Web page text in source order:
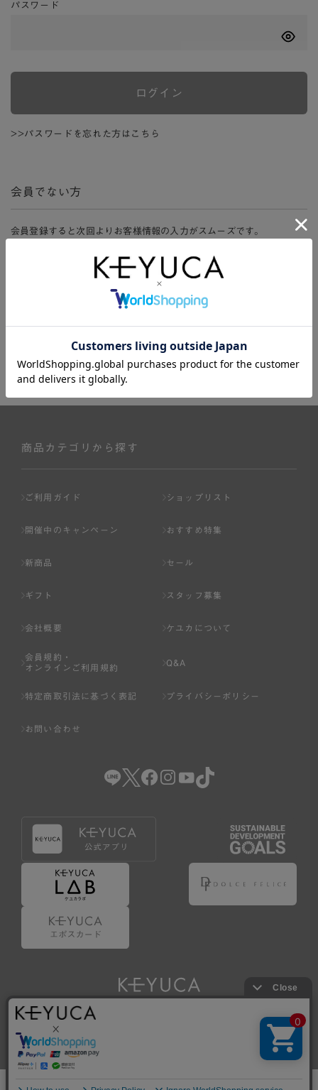
パスワード
ログイン
>>パスワードを忘れた方はこちら
会員でない方
会員登録すると次回よりお客様情報の入力がスムーズです。
ージ、購入履歴をご利用いただけます。
商品カテゴリから探す
ご利用ガイド ショップリスト
開催中のキャンペーン おすすめ特集
新商品 セール
ギフト スタッフ募集
会社概要 ケユカについて
会員規約・
オンラインご利用規約
Q&A
特定商取引法に基づく表記 プライバシーポリシー
お問い合わせ
Copyright © KAWAJUN Co., Ltd. All Rights Reserved.